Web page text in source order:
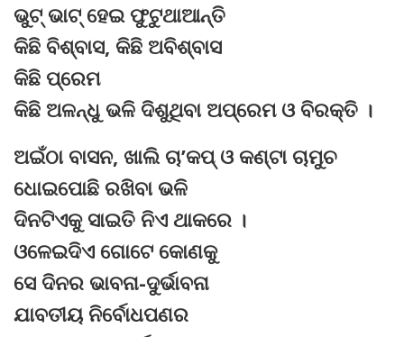
ଭୁଟ୍ ଭାଟ୍ ହେଇ ଫୁଟୁଥାଆନ୍ତି
କିଛି ବିଶ୍ବାସ, କିଛି ଅବିଶ୍ବାସ
କିଛି ପ୍ରେମ
କିଛି ଅଳନ୍ଧୁ ଭଳି ଦିଶୁଥିବା ଅପ୍ରେମ ଓ ବିରକ୍ତି ।
ଅଇଁଠା ବାସନ, ଖାଲି ଚା’କପ୍ ଓ କଣ୍ଟା ଚାମୁଚ
ଧୋଇପୋଛି ରଖିବା ଭଳି
ଦିନଟିଏକୁ ସାଇତି ନିଏ ଥାକରେ ।
ଓଳେଇଦିଏ ଗୋଟେ କୋଣକୁ
ସେ ଦିନର ଭାବନା-ଦୁର୍ଭାବନା
ଯାବତୀୟ ନିର୍ବୋଧପଣର